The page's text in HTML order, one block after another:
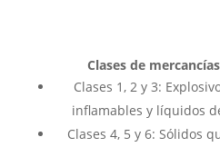
Clases de
Clases 1, 2 y 3:
inflamables y líquidos
Clases 4, 5 y 6: Sólidos